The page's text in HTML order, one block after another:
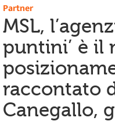
Partner
MSL,
puntini’ è il
raccontato
Canegallo,